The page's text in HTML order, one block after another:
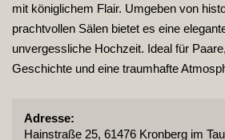
mit königlichem Flair. Umgeben von
prachtvollen Sälen bietet es eine
unvergessliche Hochzeit. Ideal für
Geschichte und eine traumhafte
Adresse:
Hainstraße 25, 61476 Kronberg im